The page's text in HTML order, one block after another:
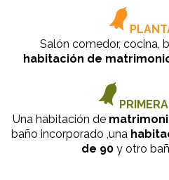
Salón comedor, cocina,
habitación de
Una habitación de
baño incorporado ,una
de 90 y otro